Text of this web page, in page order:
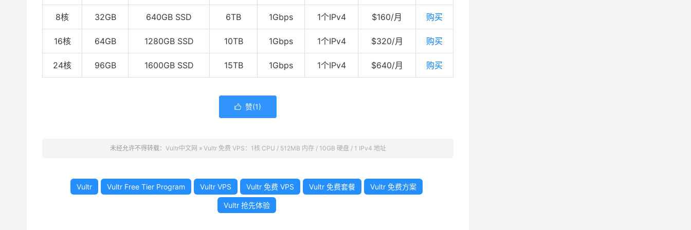
8核 32GB 640GB SSD 6TB 1Gbps 1个IPv4 $160/月 购买
16核 64GB 1280GB SSD 10TB 1Gbps 1个IPv4 $320/月 购买
24核 96GB 1600GB SSD 15TB 1Gbps 1个IPv4 $640/月 购买
 赞(1)
未经允许不得转载： Vultr中文网 » Vultr 免费 VPS：1核 CPU / 512MB 内存 / 10GB 硬盘 / 1 IPv4 地址
Vultr Vultr Free Tier Program Vultr VPS Vultr 免费 VPS Vultr 免费套餐 Vultr 免费方案
Vultr 抢先体验